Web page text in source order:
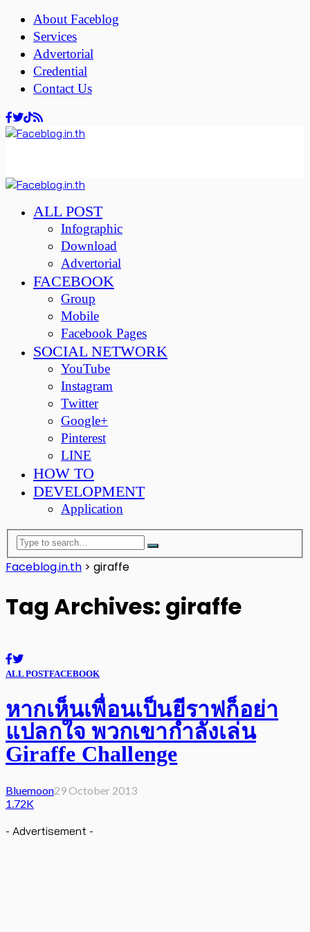
About Faceblog
Services
Advertorial
Credential
Contact Us
ALL POST
Infographic
Download
Advertorial
FACEBOOK
Group
Mobile
Facebook Pages
SOCIAL NETWORK
YouTube
Instagram
Twitter
Google+
Pinterest
LINE
HOW TO
DEVELOPMENT
Application
Faceblog.in.th > giraffe
Tag Archives: giraffe
ALL POSTFACEBOOK
หากเห็นเพื่อนเป็นยีราฟก็อย่า
แปลกใจ พวกเขากำลังเล่น
Giraffe Challenge
Bluemoon29 October 2013
1.72K
- Advertisement -